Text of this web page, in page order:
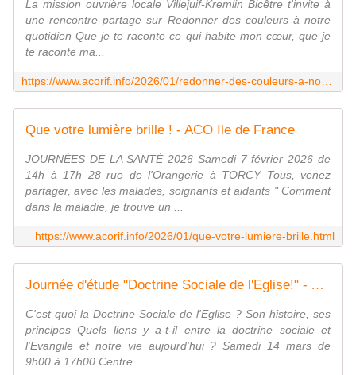
La mission ouvrière locale Villejuif-Kremlin Bicêtre t'invite à
une rencontre partage sur Redonner des couleurs à notre
quotidien Que je te raconte ce qui habite mon cœur, que je
te raconte ma...
Que votre lumière brille ! - ACO Ile de France
JOURNÉES DE LA SANTÉ 2026 Samedi 7 février 2026 de
14h à 17h 28 rue de l'Orangerie à TORCY Tous, venez
partager, avec les malades, soignants et aidants " Comment
dans la maladie, je trouve un ...
https://www.acorif.info/2026/01/que-votre-lumiere-brille.html
Journée d'étude "Doctrine Sociale de l'Eglise!" - ACO Ile de France
C'est quoi la Doctrine Sociale de l'Eglise ? Son histoire, ses
principes Quels liens y a-t-il entre la doctrine sociale et
l'Evangile et notre vie aujourd'hui ? Samedi 14 mars de
9h00 à 17h00 Centre